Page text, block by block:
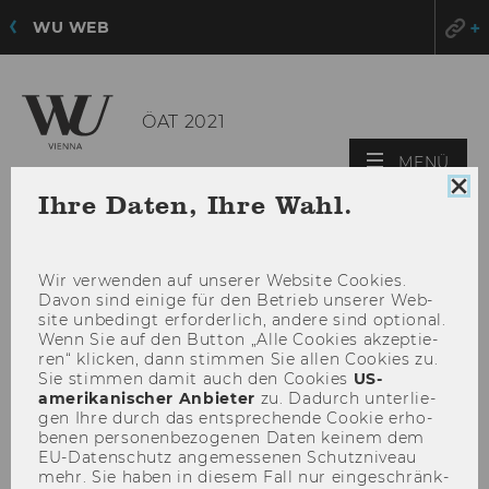
WU WEB
ÖAT 2021
MENÜ
Ihre Daten, Ihre Wahl.
Wir ver­wen­den auf un­se­rer Web­site Coo­kies.
Davon sind ei­ni­ge für den Be­trieb un­se­rer Web­
site un­be­dingt er­for­der­lich, an­de­re sind op­tio­nal.
Wenn Sie auf den But­ton „Alle Coo­kies ak­zep­tie­
ren“ kli­cken, dann stim­men Sie allen Coo­kies zu.
Sie stim­men damit auch den Coo­kies US-​
amerikanischer An­bie­ter zu. Da­durch un­ter­lie­
gen Ihre durch das ent­spre­chen­de Coo­kie er­ho­
be­nen per­so­nen­be­zo­ge­nen Daten kei­nem dem
EU-​Datenschutz an­ge­mes­se­nen Schutz­ni­veau
mehr. Sie haben in die­sem Fall nur ein­ge­schränk­